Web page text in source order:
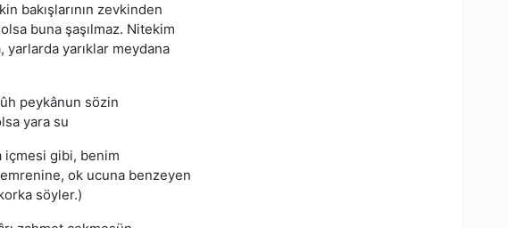
bakışlarının zevkinden
buna şaşılmaz. Nitekim
yarlarda yarıklar meydana
peykânun sözin
yara su
içmesi gibi, benim
ok ucuna benzeyen
söyler.)